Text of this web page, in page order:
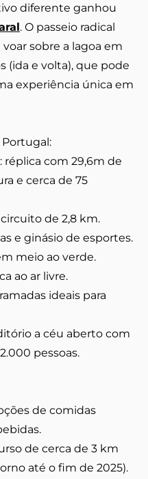
diferente ganhou
. O passeio radical
sobre a lagoa em
(ida e volta), que pode
experiência única em
réplica com 29,6m de
e cerca de 75
de 2,8 km.
e ginásio de esportes.
meio ao verde.
ao ar livre.
ideais para
a céu aberto com
pessoas.
de comidas
de cerca de 3 km
até o fim de 2025).